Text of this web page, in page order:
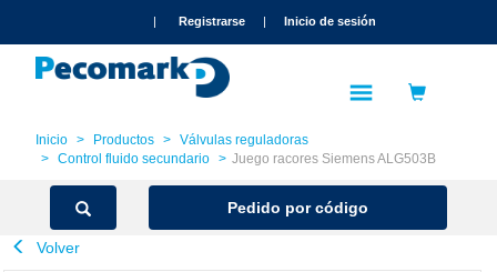
| Registrarse | Inicio de sesión
Inicio Productos
Válvulas reguladoras
Control fluido secundario
Juego racores Siemens ALG503B
Pedido por código
Volver